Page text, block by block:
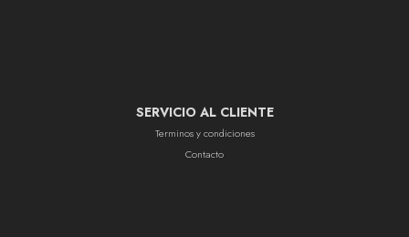
SERVICIO AL CLIENTE
Terminos y condiciones
Contacto